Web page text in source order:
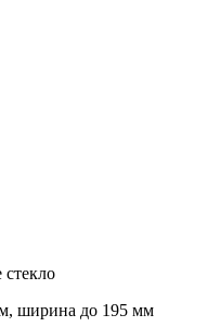
ширина до 195 мм